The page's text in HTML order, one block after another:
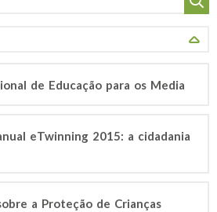
de Educação para os Media
eTwinning 2015: a cidadania
a Proteção de Crianças